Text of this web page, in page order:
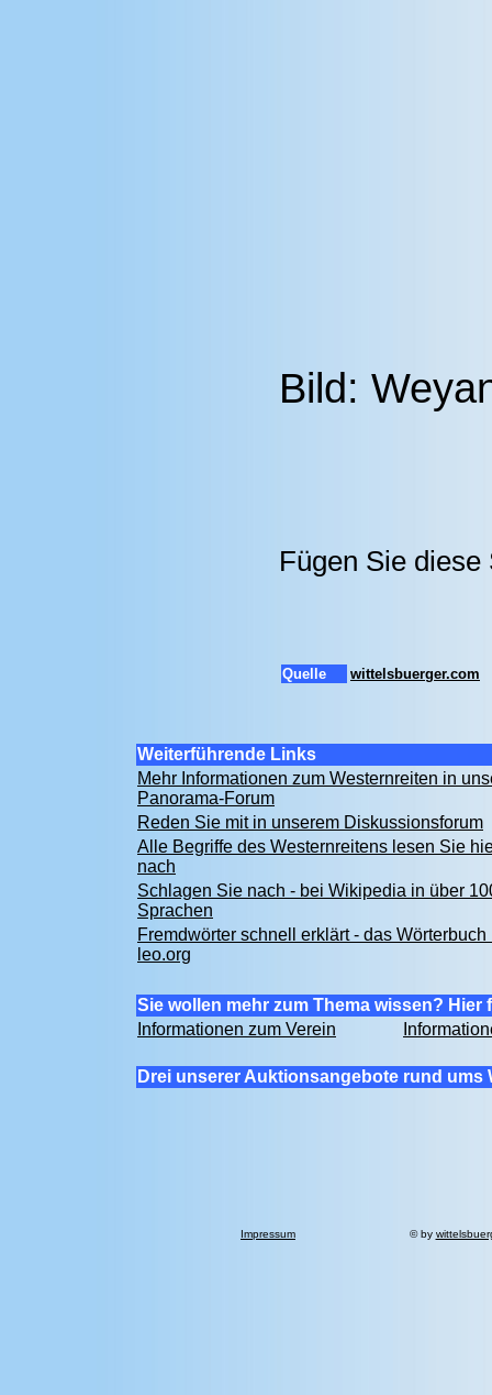
Bild:
Fügen Sie
Quelle wittelsbuerger.com
Weiterführende Links
Mehr Informationen zum Westernreiten in
Panorama-Forum
Reden Sie mit in unserem Diskussionsforum
Alle Begriffe des Westernreitens lesen Sie
nach
Schlagen Sie nach - bei Wikipedia in über
Sprachen
Fremdwörter schnell erklärt - das Wörterbuch
leo.org
Sie wollen mehr zum Thema wissen? Hier
Informationen zum Verein
Drei unserer Auktionsangebote rund ums
Impressum © by